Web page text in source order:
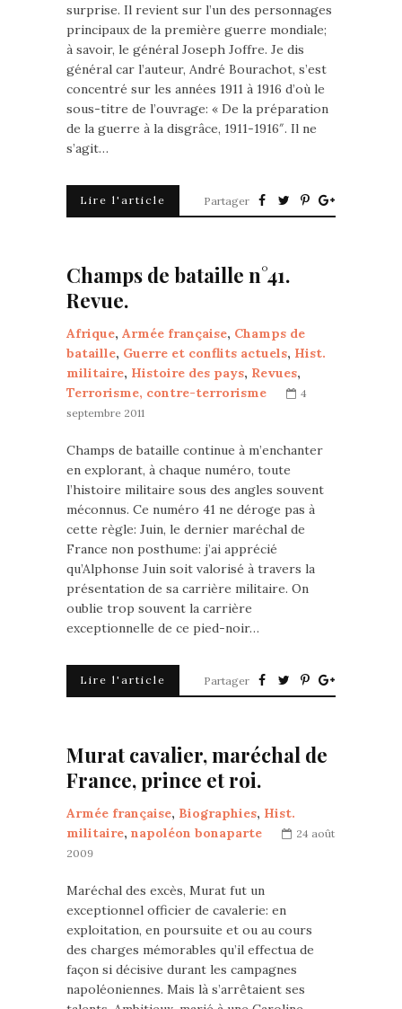
surprise. Il revient sur l’un des personnages
principaux de la première guerre mondiale;
à savoir, le général Joseph Joffre. Je dis
général car l’auteur, André Bourachot, s’est
concentré sur les années 1911 à 1916 d’où le
sous-titre de l’ouvrage: « De la préparation
de la guerre à la disgrâce, 1911-1916″. Il ne
s’agit…
Lire l'article Partager
Champs de bataille n°41.
Revue.
Afrique, Armée française, Champs de
bataille, Guerre et conflits actuels, Hist.
militaire, Histoire des pays, Revues,
Terrorisme, contre-terrorisme
4
septembre 2011
Champs de bataille continue à m’enchanter
en explorant, à chaque numéro, toute
l’histoire militaire sous des angles souvent
méconnus. Ce numéro 41 ne déroge pas à
cette règle: Juin, le dernier maréchal de
France non posthume: j’ai apprécié
qu’Alphonse Juin soit valorisé à travers la
présentation de sa carrière militaire. On
oublie trop souvent la carrière
exceptionnelle de ce pied-noir…
Lire l'article Partager
Murat cavalier, maréchal de
France, prince et roi.
Armée française, Biographies, Hist.
militaire, napoléon bonaparte
24 août
2009
Maréchal des excès, Murat fut un
exceptionnel officier de cavalerie: en
exploitation, en poursuite et ou au cours
des charges mémorables qu’il effectua de
façon si décisive durant les campagnes
napoléoniennes. Mais là s’arrêtaient ses